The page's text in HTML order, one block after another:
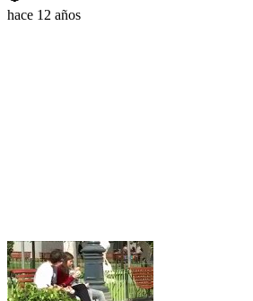
hace 12 años